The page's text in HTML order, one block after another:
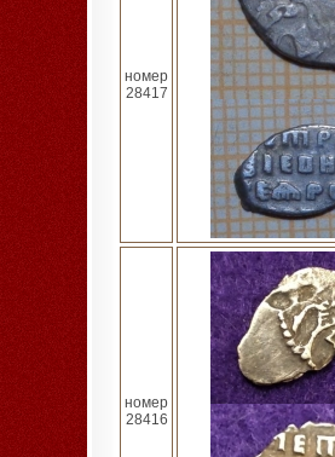
номер
28417
номер
28416